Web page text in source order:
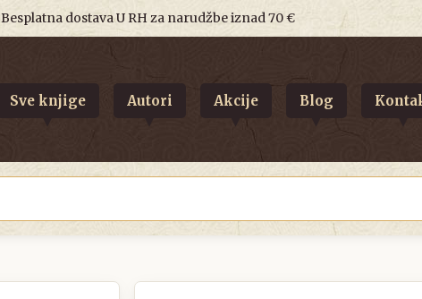
Besplatna dostava U RH za narudžbe iznad 70 €
Sve knjige Autori Akcije Blog